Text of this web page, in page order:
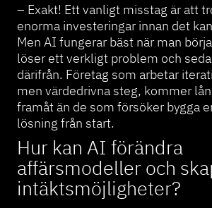
– Exakt! Ett vanligt misstag är att
enorma investeringar innan det
Men AI fungerar bäst när man
löser ett verkligt problem och
därifrån. Företag som arbetar
men värdedrivna steg, kommer
framåt än de som försöker bygga
lösning från start.
Hur kan AI förändra
affärsmodeller och
intäktsmöjligheter?